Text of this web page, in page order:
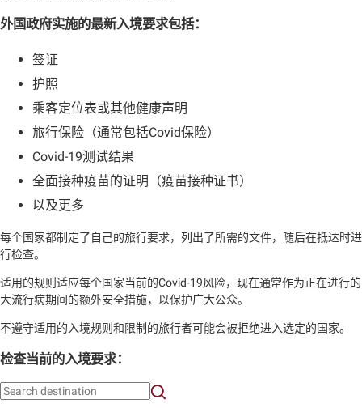
外国政府实施的最新入境要求包括：
签证
护照
乘客定位表或其他健康声明
旅行保险（通常包括Covid保险）
Covid-19测试结果
全面接种疫苗的证明（疫苗接种证书）
以及更多
每个国家都制定了自己的旅行要求，列出了所需的文件，随后在抵达时进
行检查。
适用的规则适应每个国家当前的Covid-19风险，现在通常作为正在进行的
大流行病期间的额外安全措施，以保护广大公众。
不遵守适用的入境规则和限制的旅行者可能会被拒绝进入选定的国家。
检查当前的入境要求：